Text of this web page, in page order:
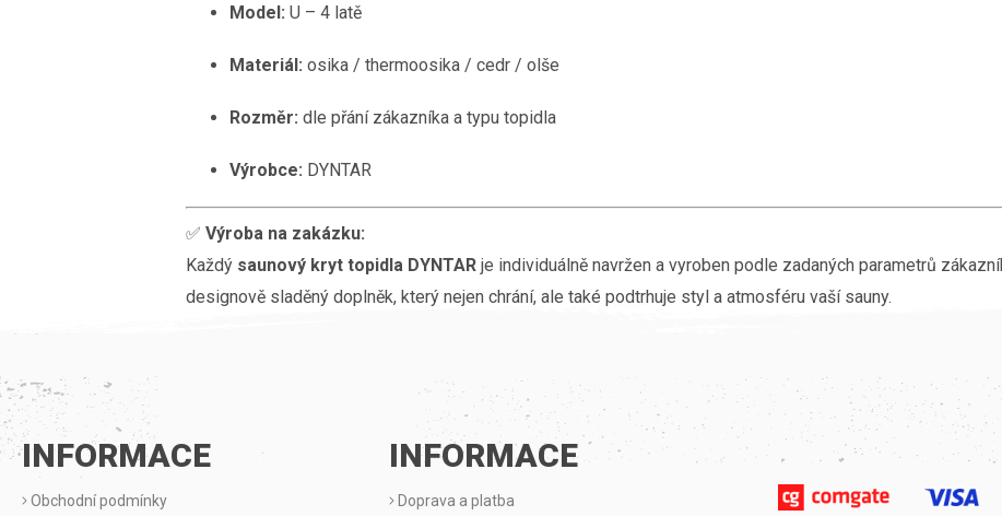
Model: U – 4 latě
Materiál: osika / thermoosika / cedr / olše
Rozměr: dle přání zákazníka a typu topidla
Výrobce: DYNTAR
✅Výroba na zakázku:
Každý saunový kryt topidla DYNTAR je individuálně navržen a vyroben podle zadaných parametrů
designově sladěný doplněk, který nejen chrání, ale také podtrhuje styl a atmosféru vaší sauny.
Z
ÁINFORMACE
Obchodní podmínky
INFORMACE
Doprava a platba